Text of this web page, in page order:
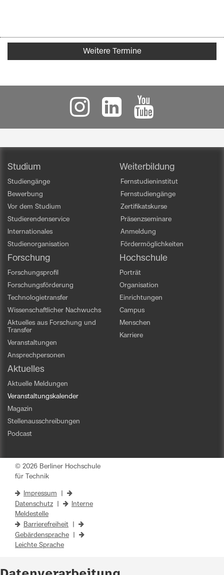
Weitere Termine
Studium
Studiengänge
Bewerbung
Vor dem Studium
Studierendenservice
Internationales
Studienorganisation
Weiterbildung
Fernstudieninstitut
Fernstudiengänge
Zertifikatskurse
Präsenzseminare
Anmeldung
Fördermöglichkeiten
Forschung
Forschungsprofil
Forschungsförderung
Technologietransfer
Wissenschaftlicher Nachwuchs
Aktuelles aus Forschung und
Transfer
Veranstaltungen
Ansprechpersonen
Hochschule
Porträt
Organisation
Einrichtungen
Campus
Menschen
Karriere
Aktuelles
Aktuelle Meldungen
Veranstaltungskalender
Magazin
Stellenausschreibungen
Podcast
© 2026 Berliner Hochschule
für Technik
Impressum
Datenschutz
Interne
Meldestelle
Barrierefreiheit
Gebärdensprache
Leichte Sprache